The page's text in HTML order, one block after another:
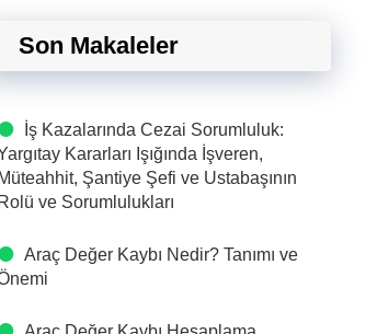
Son Makaleler
İş Kazalarında Cezai Sorumluluk:
Kararları Işığında İşveren,
Müteahhit, Şantiye Şefi ve Ustabaşının
Rolü ve Sorumlulukları
Araç Değer Kaybı Nedir? Tanımı ve